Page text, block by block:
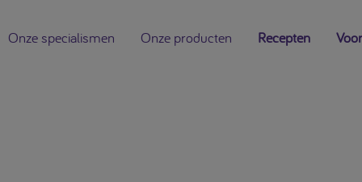
Onze specialismen Onze producten Recepten